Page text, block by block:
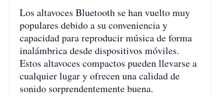
Los altavoces Bluetooth se han vuelto muy
populares debido a su conveniencia y
capacidad para reproducir música de forma
inalámbrica desde dispositivos móviles.
Estos altavoces compactos pueden llevarse a
cualquier lugar y ofrecen una calidad de
sonido sorprendentemente buena.